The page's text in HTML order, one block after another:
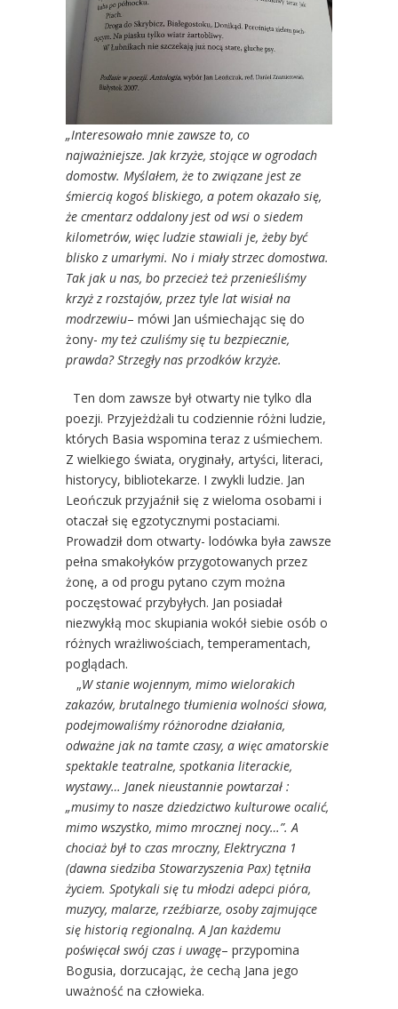
„Interesowało mnie zawsze to, co
najważniejsze. Jak krzyże, stojące w ogrodach
domostw. Myślałem, że to związane jest ze
śmiercią kogoś bliskiego, a potem okazało się,
że cmentarz oddalony jest od wsi o siedem
kilometrów, więc ludzie stawiali je, żeby być
blisko z umarłymi. No i miały strzec domostwa.
Tak jak u nas, bo przecież też przenieśliśmy
krzyż z rozstajów, przez tyle lat wisiał na
modrzewiu– mówi Jan uśmiechając się do
żony- my też czuliśmy się tu bezpiecznie,
prawda? Strzegły nas przodków krzyże.
Ten dom zawsze był otwarty nie tylko dla
poezji. Przyjeżdżali tu codziennie różni ludzie,
których Basia wspomina teraz z uśmiechem.
Z wielkiego świata, oryginały, artyści, literaci,
historycy, bibliotekarze. I zwykli ludzie. Jan
Leończuk przyjaźnił się z wieloma osobami i
otaczał się egzotycznymi postaciami.
Prowadził dom otwarty- lodówka była zawsze
pełna smakołyków przygotowanych przez
żonę, a od progu pytano czym można
poczęstować przybyłych. Jan posiadał
niezwykłą moc skupiania wokół siebie osób o
różnych wrażliwościach, temperamentach,
poglądach.
„W stanie wojennym, mimo wielorakich
zakazów, brutalnego tłumienia wolności słowa,
podejmowaliśmy różnorodne działania,
odważne jak na tamte czasy, a więc amatorskie
spektakle teatralne, spotkania literackie,
wystawy… Janek nieustannie powtarzał :
„musimy to nasze dziedzictwo kulturowe ocalić,
mimo wszystko, mimo mrocznej nocy…”. A
chociaż był to czas mroczny, Elektryczna 1
(dawna siedziba Stowarzyszenia Pax) tętniła
życiem. Spotykali się tu młodzi adepci pióra,
muzycy, malarze, rzeźbiarze, osoby zajmujące
się historią regionalną. A Jan każdemu
poświęcał swój czas i uwagę– przypomina
Bogusia, dorzucając, że cechą Jana jego
uważność na człowieka.